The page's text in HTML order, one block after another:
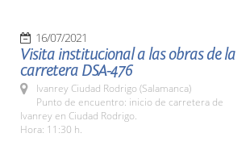
16/07/2021
Visita institucional a las obras de la
carretera DSA-476
Ivanrey Ciudad Rodrigo (Salamanca)
Punto de encuentro: inicio de carretera de
Ivanrey en Ciudad Rodrigo.
Hora: 11:30 h.